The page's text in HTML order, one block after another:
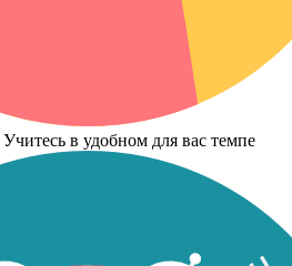
Учитесь в удобном для вас темпе